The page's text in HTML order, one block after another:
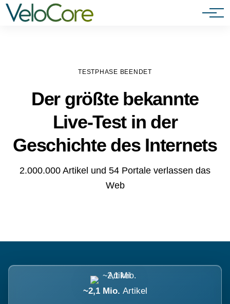
Agenturen & Webdesigner
TESTPHASE BEENDET
Der größte bekannte
Live-Test in der
Geschichte des Internets
2.000.000 Artikel und 54 Portale verlassen das
Web
~2,1 Mio. Artikel